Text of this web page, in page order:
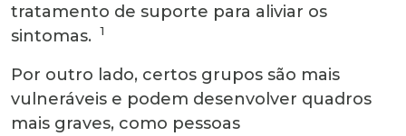
tratamento de suporte para aliviar os
sintomas.
1
Por outro lado, certos grupos são mais
vulneráveis e podem desenvolver quadros
mais graves, como pessoas